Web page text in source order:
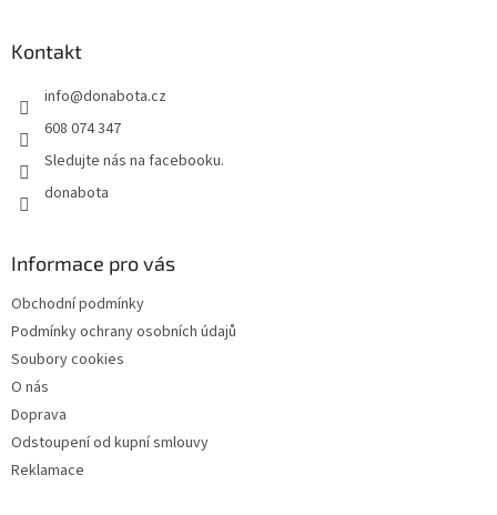
Kontakt
info@donabota.cz
608 074 347
Sledujte nás na facebooku.
donabota
Informace pro vás
Obchodní podmínky
Podmínky ochrany osobních údajů
Soubory cookies
O nás
Doprava
Odstoupení od kupní smlouvy
Reklamace